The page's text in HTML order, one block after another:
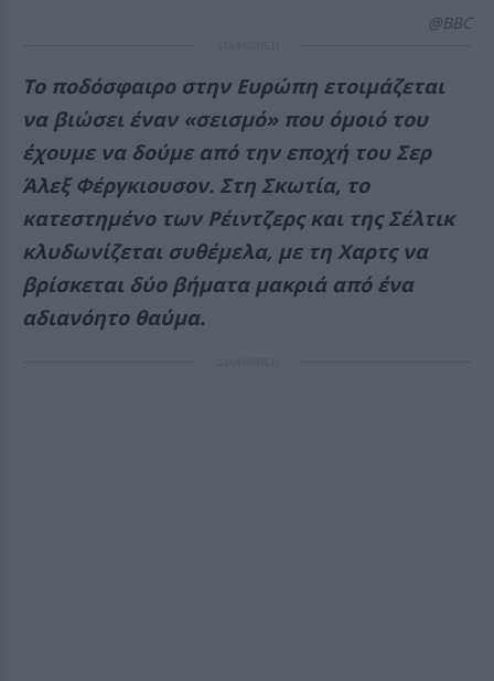
@BBC
Το ποδόσφαιρο στην Ευρώπη ετοιμάζεται
να βιώσει έναν «σεισμό» που όμοιό του
έχουμε να δούμε από την εποχή του Σερ
Άλεξ Φέργκιουσον. Στη Σκωτία, το
κατεστημένο των Ρέιντζερς και της Σέλτικ
κλυδωνίζεται συθέμελα, με τη Χαρτς να
βρίσκεται δύο βήματα μακριά από ένα
αδιανόητο θαύμα.